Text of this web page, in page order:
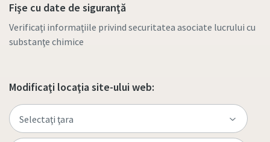
Fişe cu date de siguranţă
Verificaţi informaţiile privind securitatea asociate lucrului cu
substanţe chimice
Modificaţi locaţia site-ului web: